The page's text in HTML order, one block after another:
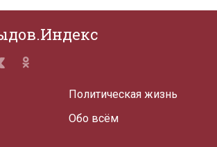
Политическая жизнь
Обо всём